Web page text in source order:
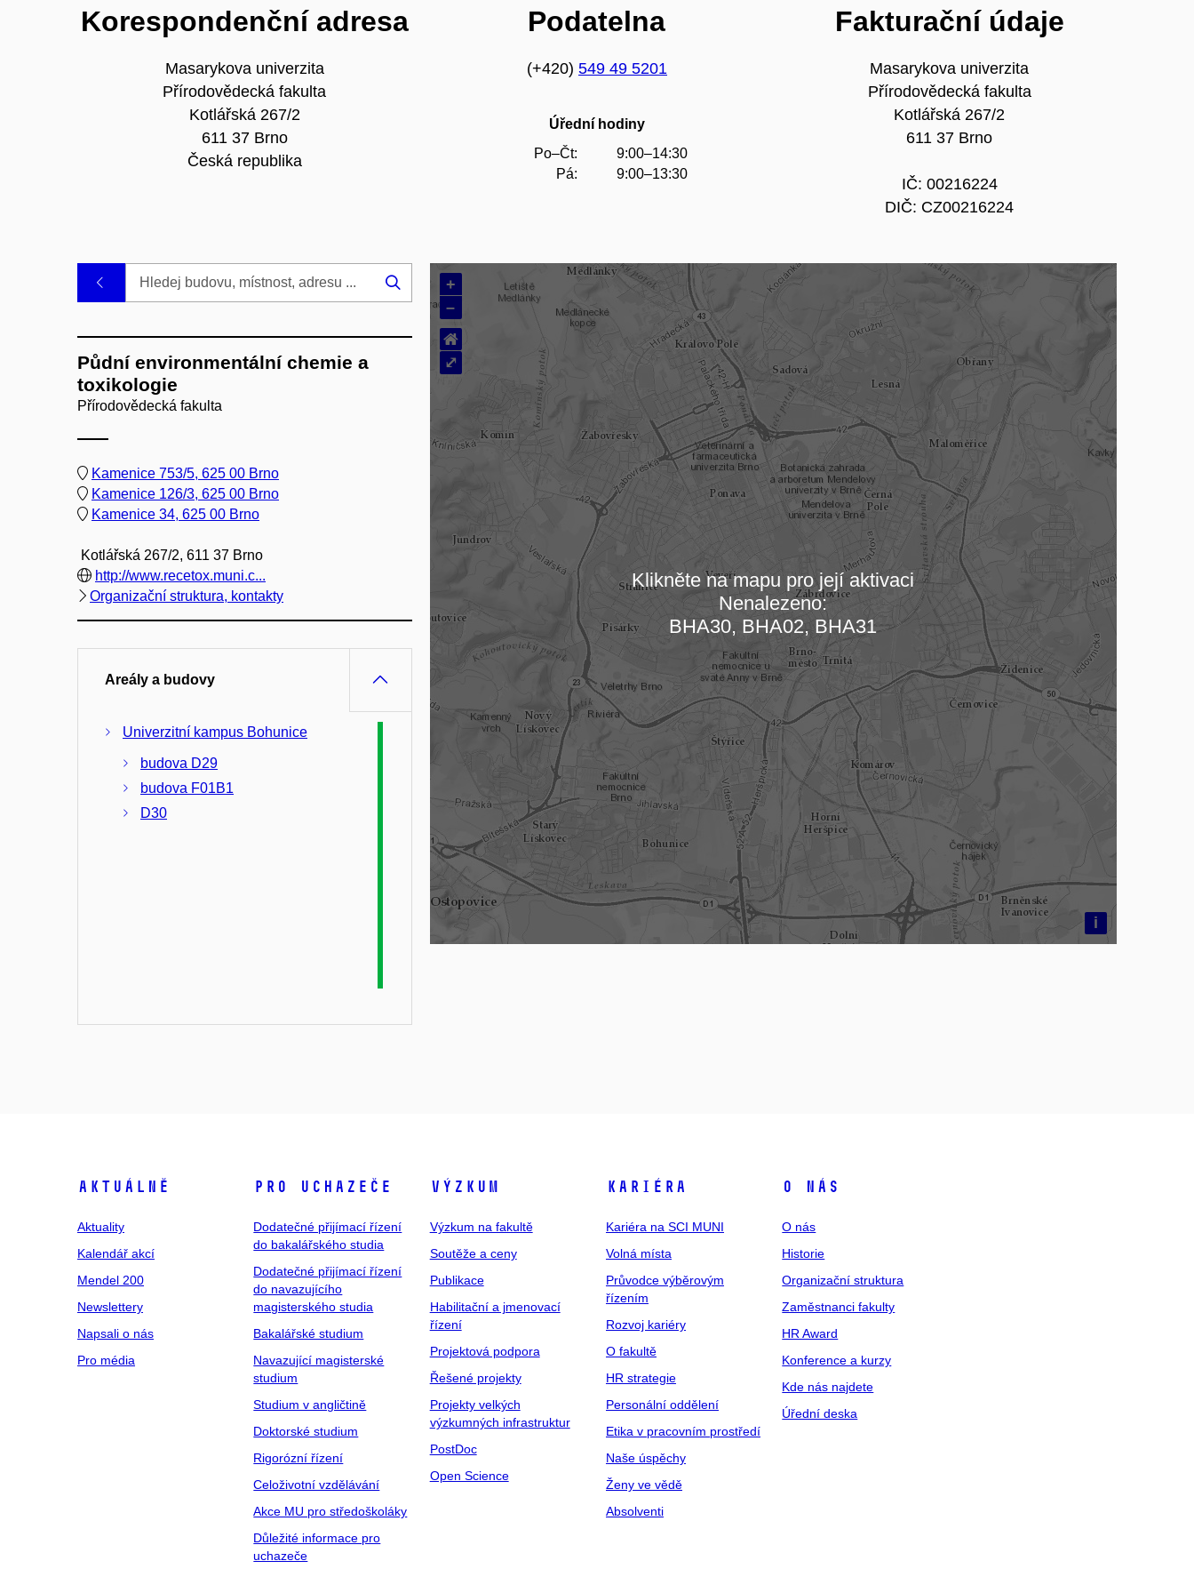
Korespondenční adresa
Masarykova univerzita
Přírodovědecká fakulta
Kotlářská 267/2
611 37 Brno
Česká republika
Podatelna
(+420) 549 49 5201
Úřední hodiny
Po–Čt:
Pá:
9:00–14:30
9:00–13:30
Fakturační údaje
Masarykova univerzita
Přírodovědecká fakulta
Kotlářská 267/2
611 37 Brno
IČ: 00216224
DIČ: CZ00216224
Načítám mapu…
+
–
i
⌂
⤢
Klikněte na mapu pro její aktivaci
Nenalezeno:
BHA30, BHA02, BHA31
Hledej
Půdní environmentální chemie a
toxikologie
Přírodovědecká fakulta
Kamenice 753/5, 625 00 Brno
Kamenice 126/3, 625 00 Brno
Kamenice 34, 625 00 Brno
Kotlářská 267/2, 611 37 Brno
http://www.recetox.muni.c...
Organizační struktura, kontakty
Areály a budovy
Univerzitní kampus Bohunice
budova D29
budova F01B1
D30
Aktuálně
Aktuality
Kalendář akcí
Mendel 200
Newslettery
Napsali o nás
Pro média
Pro uchazeče
Dodatečné přijímací řízení
do bakalářského studia
Dodatečné přijímací řízení
do navazujícího
magisterského studia
Bakalářské studium
Navazující magisterské
studium
Studium v angličtině
Doktorské studium
Rigorózní řízení
Celoživotní vzdělávání
Akce MU pro středoškoláky
Důležité informace pro
uchazeče
Výzkum
Výzkum na fakultě
Soutěže a ceny
Publikace
Habilitační a jmenovací
řízení
Projektová podpora
Řešené projekty
Projekty velkých
výzkumných infrastruktur
PostDoc
Open Science
Kariéra
Kariéra na SCI MUNI
Volná místa
Průvodce výběrovým
řízením
Rozvoj kariéry
O fakultě
HR strategie
Personální oddělení
Etika v pracovním prostředí
Naše úspěchy
Ženy ve vědě
Absolventi
O nás
O nás
Historie
Organizační struktura
Zaměstnanci fakulty
HR Award
Konference a kurzy
Kde nás najdete
Úřední deska